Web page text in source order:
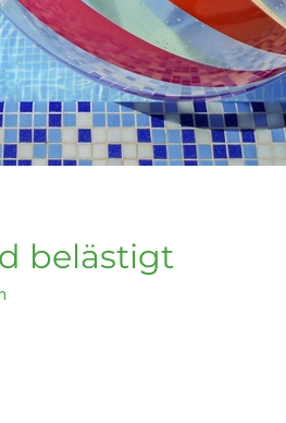
belästigt